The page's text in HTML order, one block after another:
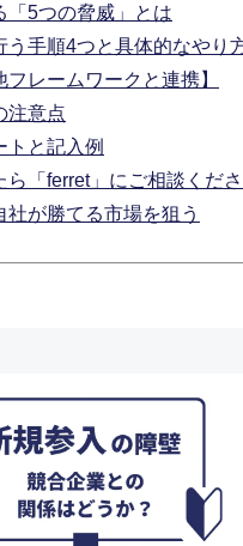
「5つの脅威」とは
う手順4つと具体的なやり
レームワークと連携】
注意点
トと記入例
「ferret」にご相談くだ
が勝てる市場を狙う